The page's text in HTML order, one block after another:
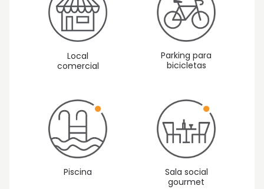
Local
comercial
Parking para
bicicletas
Piscina
Sala social
gourmet